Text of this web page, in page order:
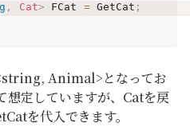
, Cat> FCat = GetCat ;
Animal>となってお
定していますが、Catを戻
を代入できます。